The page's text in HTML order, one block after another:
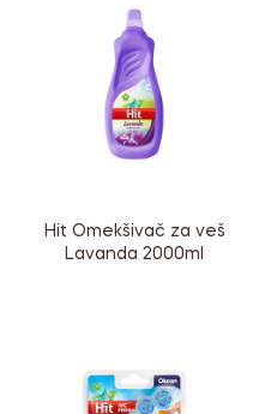
Hit Omekšivač za veš
Lavanda 2000ml